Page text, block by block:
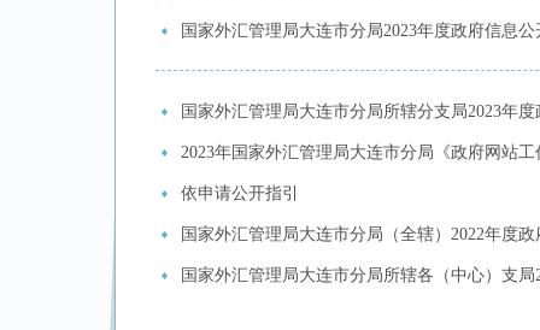
国家外汇管理局大连市分局2023年度政府信息
国家外汇管理局大连市分局所辖分支局2023年
2023年国家外汇管理局大连市分局《政府网站
依申请公开指引
国家外汇管理局大连市分局（全辖）2022年度
国家外汇管理局大连市分局所辖各（中心）支